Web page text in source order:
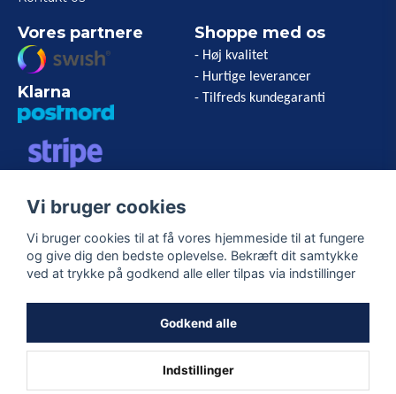
Vores partnere
Klarna
EXPRESS
Shoppe med os
- Høj kvalitet
- Hurtige leverancer
- Tilfreds kundegaranti
Følg os
Vi bruger cookies
Vi bruger cookies til at få vores hjemmeside til at fungere
og give dig den bedste oplevelse. Bekræft dit samtykke
ved at trykke på godkend alle eller tilpas via indstillinger
Godkend alle
Indstillinger